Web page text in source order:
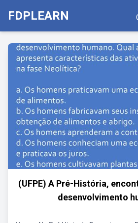
FDPLEARN
(UFPE) A Pré-História,
desenvolvimento